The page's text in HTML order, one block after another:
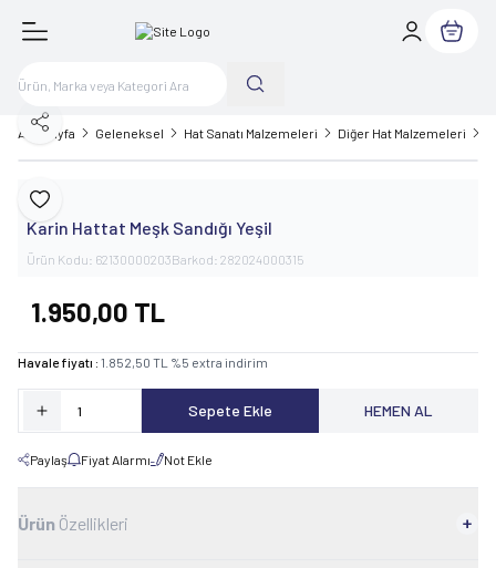
Sepetim
Ana Sayfa Geleneksel Hat Sanatı Malzemeleri Diğer Hat Malzemeleri
Favoriye Ekle
Paylaş
Karin
Karin Hattat Meşk Sandığı Yeşil
Ürün Kodu: 62130000203Barkod: 282024000315
1.950,00 TL
Havale fiyatı : 1.852,50 TL %5 extra indirim
Sepete Ekle HEMEN AL
Paylaş Fiyat Alarmı Not Ekle
Ürün Özellikleri